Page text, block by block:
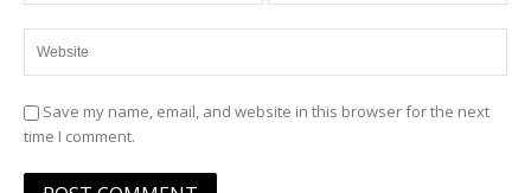
Save my name, email, and website in this browser for the next
time I comment.